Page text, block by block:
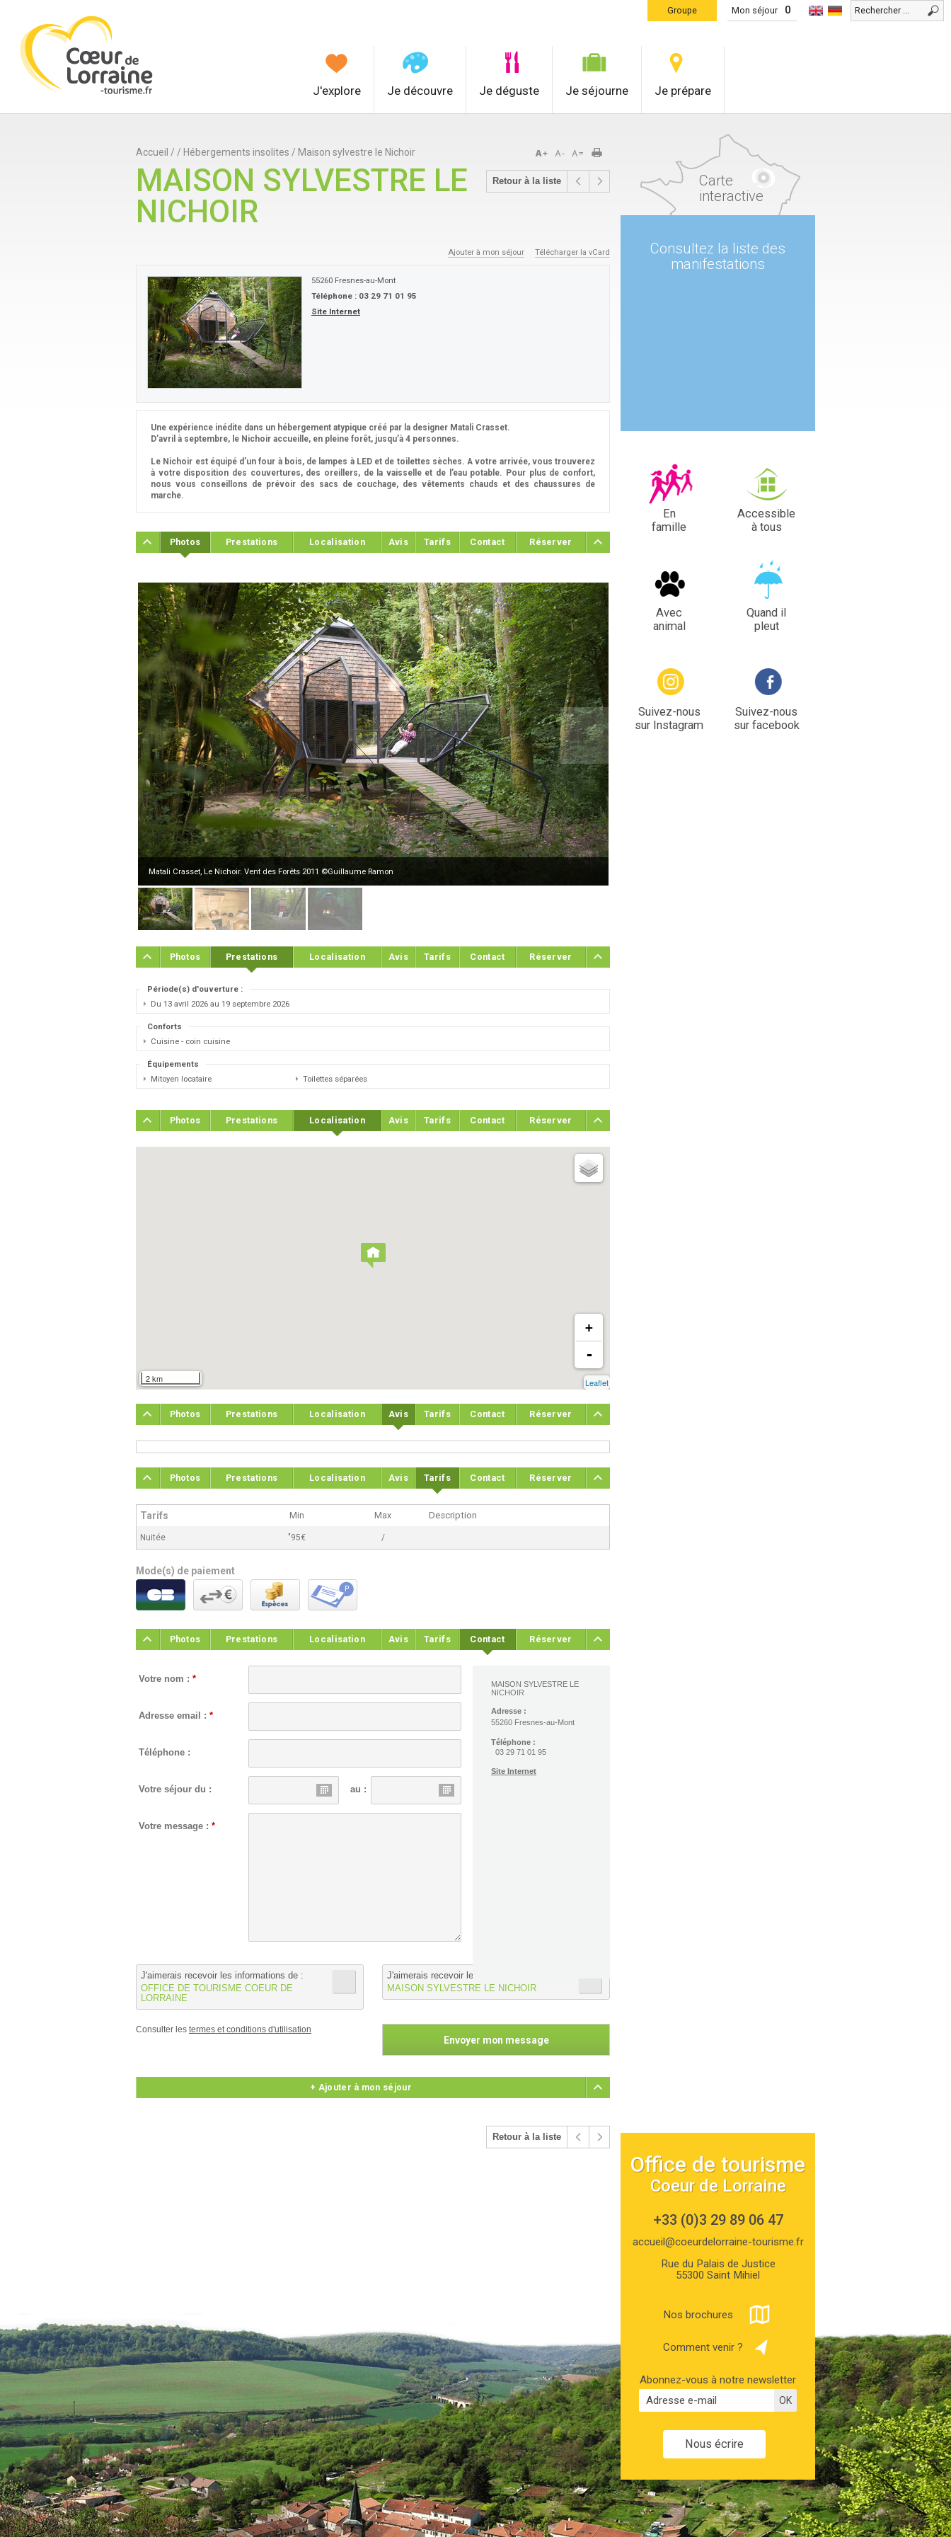
Mon séjour 0
Groupe
J'explore Je découvre Je déguste Je séjourne Je prépare
Accueil / / Hébergements insolites / Maison sylvestre le Nichoir
Retour à la liste
MAISON SYLVESTRE LE
NICHOIR
Ajouter à mon séjour Télécharger la vCard
55260 Fresnes-au-Mont
Téléphone : 03 29 71 01 95
Site Internet
Une expérience inédite dans un hébergement atypique créé par la designer Matali Crasset.
D’avril à septembre, le Nichoir accueille, en pleine forêt, jusqu’à 4 personnes.
Le Nichoir est équipé d’un four à bois, de lampes à LED et de toilettes sèches. A votre arrivée, vous trouverez
à votre disposition des couvertures, des oreillers, de la vaisselle et de l’eau potable. Pour plus de confort,
nous vous conseillons de prévoir des sacs de couchage, des vêtements chauds et des chaussures de
marche.
Photos Prestations Localisation Avis Tarifs Contact Réserver
Matali Crasset, Le Nichoir. Vent des Forêts 2011 ©Guillaume Ramon
Photos Prestations Localisation Avis Tarifs Contact Réserver
Période(s) d'ouverture :
Du 13 avril 2026 au 19 septembre 2026
Conforts
Cuisine - coin cuisine
Équipements
Mitoyen locataire
Toilettes séparées
Photos Prestations Localisation Avis Tarifs Contact Réserver
2 km
+
-
Leaflet
Photos Prestations Localisation Avis Tarifs Contact Réserver
Photos Prestations Localisation Avis Tarifs Contact Réserver
Tarifs Min Max Description
Nuitée "95€ /
Mode(s) de paiement
Photos Prestations Localisation Avis Tarifs Contact Réserver
Votre nom : *
Adresse email : *
Téléphone :
Votre séjour du : au :
Votre message : *
J'aimerais recevoir les informations de :
OFFICE DE TOURISME COEUR DE
LORRAINE
J'aimerais recevoir les informations de :
MAISON SYLVESTRE LE NICHOIR
Consulter les termes et conditions d'utilisation
MAISON SYLVESTRE LE
NICHOIR
Adresse :
55260 Fresnes-au-Mont
Téléphone :
03 29 71 01 95
Site Internet
+ Ajouter à mon séjour
Retour à la liste
Carte
interactive
Consultez la liste des
manifestations
En
famille
Accessible
à tous
Avec
animal
Quand il
pleut
Suivez-nous
sur Instagram
Suivez-nous
sur facebook
Office de tourisme
Coeur de Lorraine
+33 (0)3 29 89 06 47
accueil@coeurdelorraine-tourisme.fr
Rue du Palais de Justice
55300 Saint Mihiel
Nos brochures
Comment venir ?
Abonnez-vous à notre newsletter
Nous écrire